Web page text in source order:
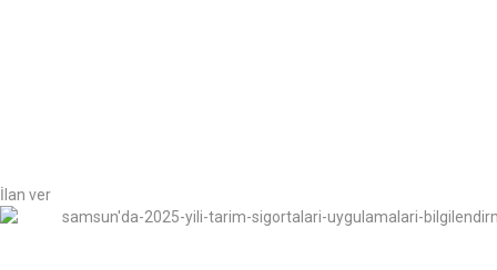
İlan ver